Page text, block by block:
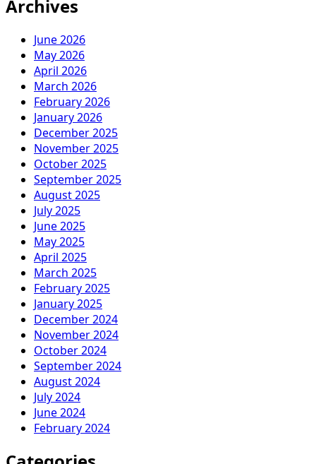
Archives
June 2026
May 2026
April 2026
March 2026
February 2026
January 2026
December 2025
November 2025
October 2025
September 2025
August 2025
July 2025
June 2025
May 2025
April 2025
March 2025
February 2025
January 2025
December 2024
November 2024
October 2024
September 2024
August 2024
July 2024
June 2024
February 2024